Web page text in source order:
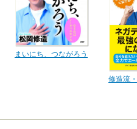
まいにち、つながろう
修造流